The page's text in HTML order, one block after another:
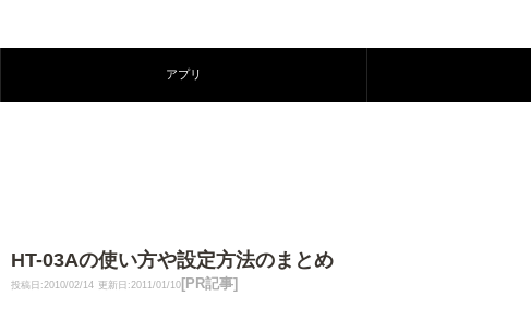
アプリ
HT-03Aの使い方や設定方法のまとめ
投稿日:2010/02/14 更新日:2011/01/10 [PR記事]